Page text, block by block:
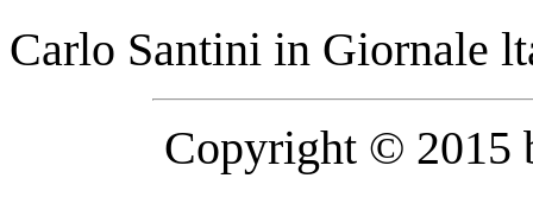
Carlo Santini in Giornale
Copyright © 2015